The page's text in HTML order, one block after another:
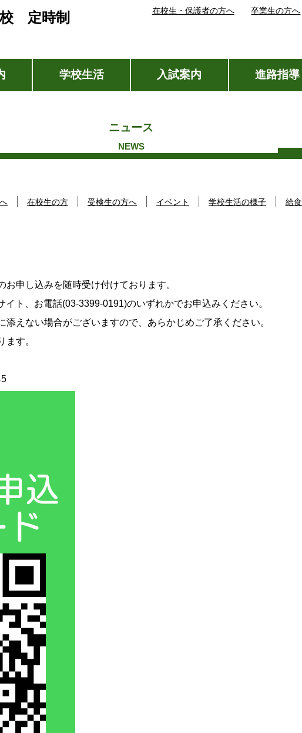
校 定時制
学校生活 入試案内 進路指導
在校生・保護者の方へ 卒業生の方へ
ニュース
在校生の方 受検生の方へ イベント 学校生活の様子 給食
申し込みを随時受け付けております。
ト、お電話(03-3399-0191)のいずれかでお申込みください。
えない場合がございますので、あらかじめご了承ください。
ます。